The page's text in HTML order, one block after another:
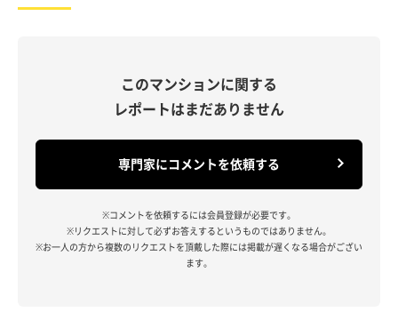
このマンションに関する
レポートはまだありません
専門家にコメントを依頼する
※コメントを依頼するには会員登録が必要です。
※リクエストに対して必ずお答えするというものではありません。
※お一人の方から複数のリクエストを頂戴した際には掲載が遅くなる場合がござい
ます。